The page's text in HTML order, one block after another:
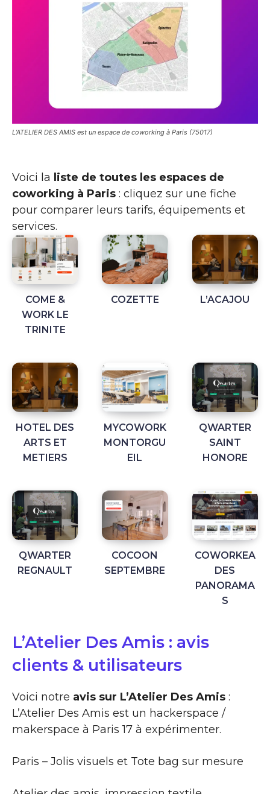
L’ATELIER DES AMIS est un espace de coworking à Paris (75017)
Voici la liste de toutes les espaces de
coworking à Paris : cliquez sur une fiche
pour comparer leurs tarifs, équipements et
services.
COME &
WORK LE
TRINITE
COZETTE L’ACAJOU
HOTEL DES
ARTS ET
METIERS
MYCOWORK
MONTORGU
EIL
QWARTER
SAINT
HONORE
QWARTER
REGNAULT
COCOON
SEPTEMBRE
COWORKEA
DES
PANORAMA
S
L’Atelier Des Amis : avis
clients & utilisateurs
Voici notre avis sur L’Atelier Des Amis :
L’Atelier Des Amis est un hackerspace /
makerspace à Paris 17 à expérimenter.
Paris – Jolis visuels et Tote bag sur mesure